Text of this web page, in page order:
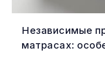
Независимые
матрасах: